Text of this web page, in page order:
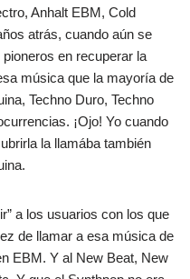
Anhalt EBM, Cold
atrás, cuando aún se
en recuperar la
música que la mayoría de
Techno Duro, Techno
¡Ojo! Yo cuando
la llamába también
a los usuarios con los que
de llamar a esa música de
EBM. Y al New Beat, New